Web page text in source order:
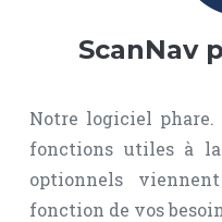
ScanNav
Notre logiciel
fonctions utiles à
optionnels
fonction de vos